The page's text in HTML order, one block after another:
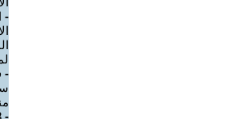
-
-
-